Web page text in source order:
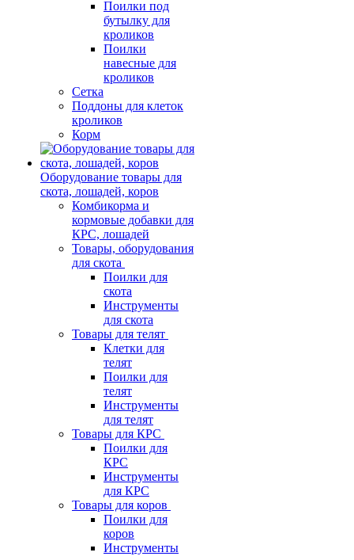
Поилки под
бутылку для
кроликов
Поилки
навесные для
кроликов
Сетка
Поддоны для клеток
кроликов
Корм
Оборудование товары для
скота, лошадей, коров
Комбикорма и
кормовые добавки для
КРС, лошадей
Товары, оборудования
для скота
Поилки для
скота
Инструменты
для скота
Товары для телят
Клетки для
телят
Поилки для
телят
Инструменты
для телят
Товары для КРС
Поилки для
КРС
Инструменты
для КРС
Товары для коров
Поилки для
коров
Инструменты